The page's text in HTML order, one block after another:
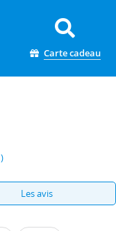
Carte cadeau
)
Les avis